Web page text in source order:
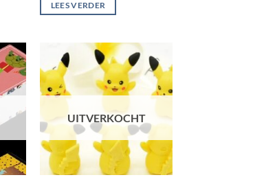
€0.20.€0.15.
LEES VERDER
UITVERKOCHT